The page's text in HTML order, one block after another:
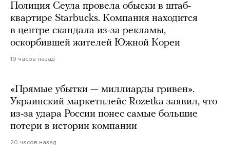
Полиция Сеула провела обыски в штаб-
квартире Starbucks. Компания находится
в центре скандала из-за рекламы,
оскорбившей жителей Южной Кореи
19 часов назад
«Прямые убытки — миллиарды гривен».
Украинский маркетплейс Rozetka заявил, что
из-за удара России понес самые большие
потери в истории компании
20 часов назад